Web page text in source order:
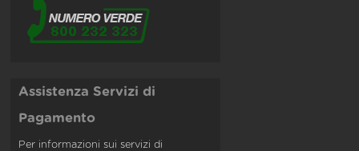
Assistenza Servizi di
Pagamento
Per informazioni sui servizi di